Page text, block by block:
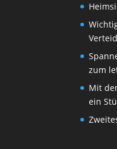
zum
Mit
ein